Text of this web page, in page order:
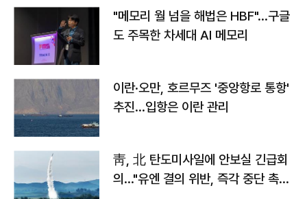
"메모리 월 넘을 해법은 HBF"…구글
도 주목한 차세대 AI 메모리
이란·오만, 호르무즈 '중앙항로 통항'
추진…입항은 이란 관리
靑, 北 탄도미사일에 안보실 긴급회
의…"유엔 결의 위반, 즉각 중단 촉